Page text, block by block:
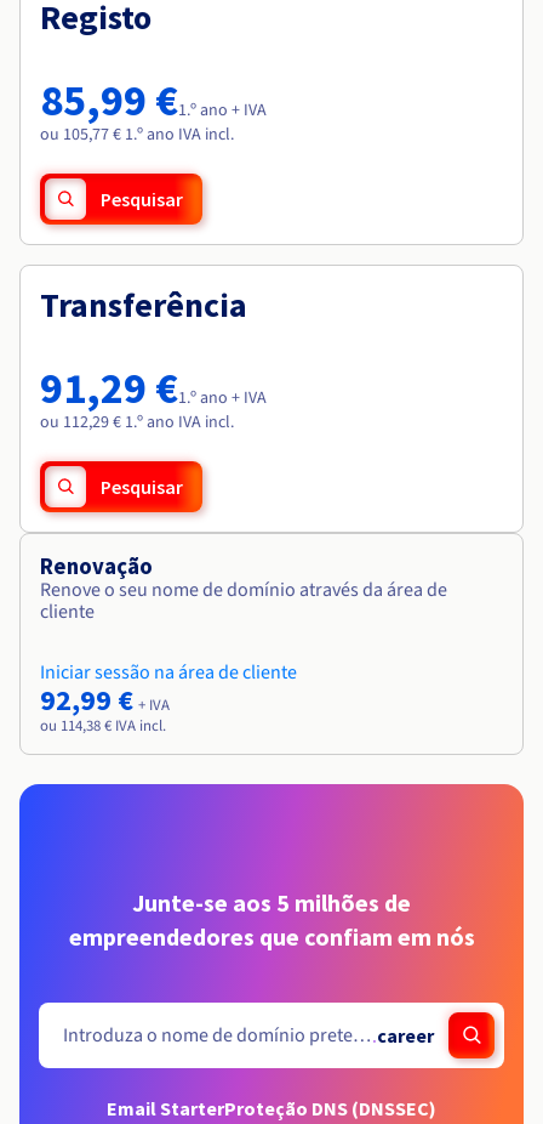
Preços
Roadmap & Changelog
Observabilidade
Roadmap & Changelog
Roadmap & Changelog
Roadmap & Changelog
Roadmap & Changelog
Registo
85,99 €1.º ano + IVA
ou 105,77 € 1.º ano IVA incl.
Pesquisar
Transferência
91,29 €1.º ano + IVA
ou 112,29 € 1.º ano IVA incl.
Pesquisar
Renovação
Renove o seu nome de domínio através da área de
cliente
Iniciar sessão na área de cliente
92,99 € + IVA
ou 114,38 € IVA incl.
Junte-se aos 5 milhões de
empreendedores que confiam em nós
.career
Email StarterProteção DNS (DNSSEC)